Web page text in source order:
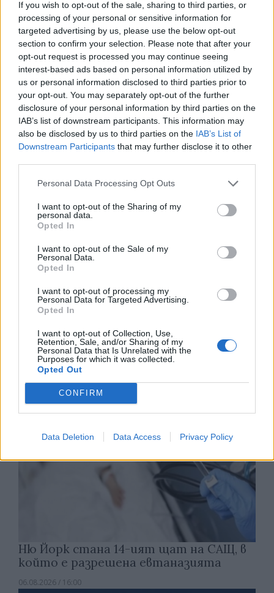
If you wish to opt-out of the sale, sharing to third parties, or
processing of your personal or sensitive information for
targeted advertising by us, please use the below opt-out
section to confirm your selection. Please note that after your
opt-out request is processed you may continue seeing
interest-based ads based on personal information utilized by
us or personal information disclosed to third parties prior to
your opt-out. You may separately opt-out of the further
disclosure of your personal information by third parties on the
IAB’s list of downstream participants. This information may
also be disclosed by us to third parties on the IAB’s List of
Downstream Participants that may further disclose it to other
Personal Data Processing Opt Outs
I want to opt-out of the Sharing of my
personal data.
Opted In
I want to opt-out of the Sale of my
Personal Data.
Opted In
I want to opt-out of processing my
Personal Data for Targeted Advertising.
Opted In
I want to opt-out of Collection, Use,
Retention, Sale, and/or Sharing of my
Personal Data that Is Unrelated with the
Purposes for which it was collected.
Opted Out
CONFIRM
Data Deletion Data Access Privacy Policy
Френска инвестиция активира
изграждането на интерконектора
между Гърция и Кипър
06.08.2026 / 17:06
е нараснал със 120%
06.08.2026 / 16:30
Ню Йорк стана 14-ият щат на САЩ, в
който е разрешена евтаназията
06.08.2026 / 16:00